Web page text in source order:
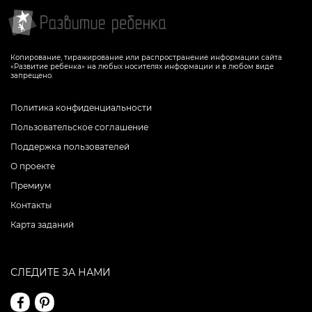
Копирование, тиражирование или распространение информации сайта
«Развитие ребенка» на любых носителях информации и в любом виде
запрещено.
Политика конфиденциальности
Пользовательское соглашение
Поддержка пользователей
О проекте
Премиум
Контакты
Карта заданий
СЛЕДИТЕ ЗА НАМИ